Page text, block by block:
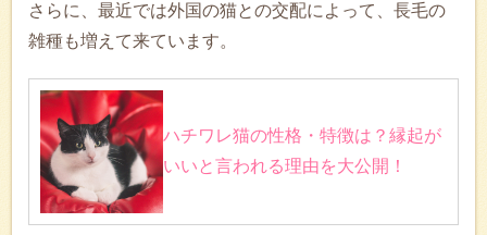
さらに、最近では外国の猫との交配によって、長毛の
雑種も増えて来ています。
ハチワレ猫の性格・特徴は？縁起が
いいと言われる理由を大公開！